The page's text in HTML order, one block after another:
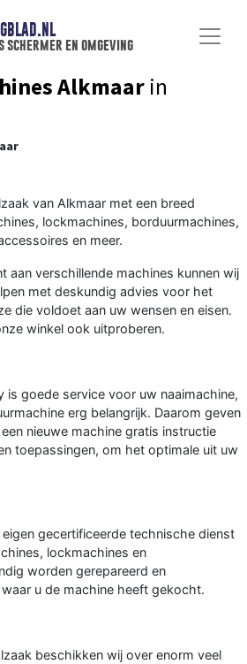
en omgeving
Alkmaar in
van Alkmaar met een breed
lockmachines, borduurmachines,
en meer.
aan verschillende machines kunnen wij
met deskundig advies voor het
die voldoet aan uw wensen en eisen.
winkel ook uitproberen.
is goede service voor uw naaimachine,
erg belangrijk. Daarom geven
nieuwe machine gratis instructie
toepassingen, om het optimale uit uw
gecertificeerde technische dienst
lockmachines en
worden gerepareerd en
u de machine heeft gekocht.
beschikken wij over enorm veel